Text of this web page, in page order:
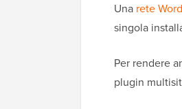
Una rete
singola
Per rendere
plugin